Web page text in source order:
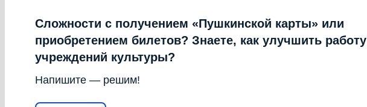
Сложности с получением «Пушкинской карты» или
приобретением билетов? Знаете, как улучшить работу
учреждений культуры?
Напишите — решим!